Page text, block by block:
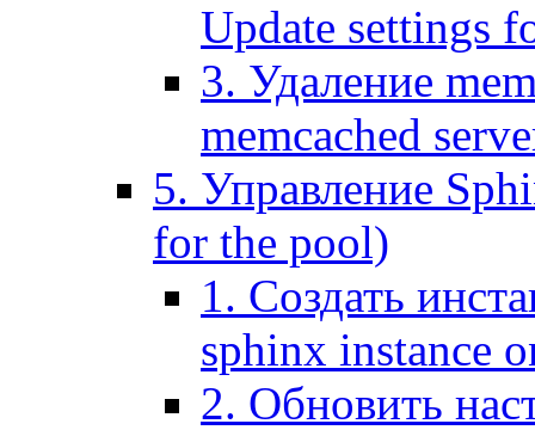
Update settings
3. Удаление
memcached
5. Управление
for the pool)
1. Создать
sphinx instance
2. Обновить